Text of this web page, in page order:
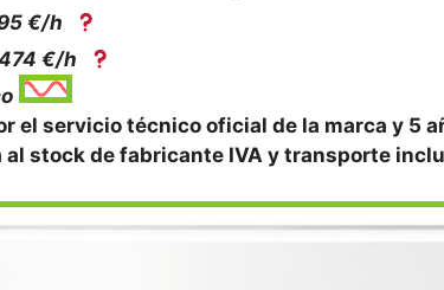
€/h
€/h
el servicio técnico oficial de la marca y 5
stock de fabricante IVA y transporte